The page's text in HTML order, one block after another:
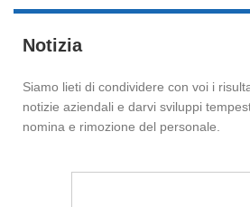
Notizia
Siamo lieti di condividere con voi i
notizie aziendali e darvi sviluppi
nomina e rimozione del personale.